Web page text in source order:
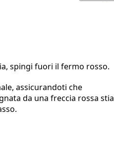
Annulla
spingi fuori il fermo rosso.
assicurandoti che
da una freccia rossa stia